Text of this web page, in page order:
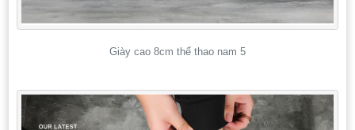
Giày cao 8cm thể thao nam 5